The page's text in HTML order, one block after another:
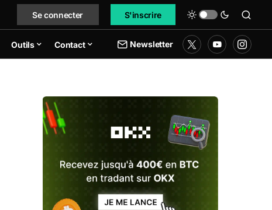
Se connecter S'inscrire
Outils Contact Newsletter